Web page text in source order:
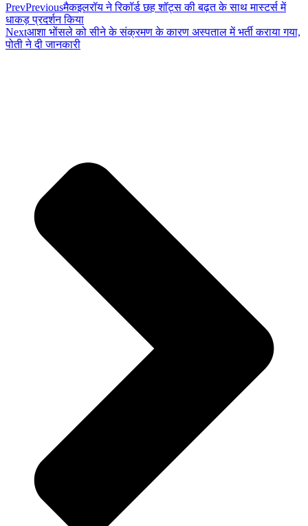
PrevPreviousमैकइलरॉय ने रिकॉर्ड छह शॉट्स की बढ़त के साथ मास्टर्स में
धाकड़ प्रदर्शन किया
Nextआशा भोंसले को सीने के संक्रमण के कारण अस्पताल में भर्ती कराया गया,
पोती ने दी जानकारी